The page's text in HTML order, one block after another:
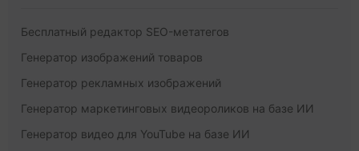
Бесплатный редактор SEO-метатегов
Генератор изображений товаров
Генератор рекламных изображений
Генератор маркетинговых видеороликов на базе ИИ
Генератор видео для YouTube на базе ИИ